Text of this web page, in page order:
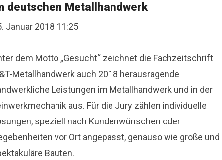
deutschen Metallhandwerk
Januar 2018 11:25
dem Motto „Gesucht“ zeichnet die Fachzeitschrift
Metallhandwerk auch 2018 herausragende
Leistungen im Metallhandwerk und in der
aus. Für die Jury zählen individuelle
speziell nach Kundenwünschen oder
vor Ort angepasst, genauso wie große und
Bauten.